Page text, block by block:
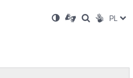
Ustawienia
Wersja
kontrastowa
Dla
niesłyszących
OtwórzOtwórz
w
Otwórz
w
Social PL